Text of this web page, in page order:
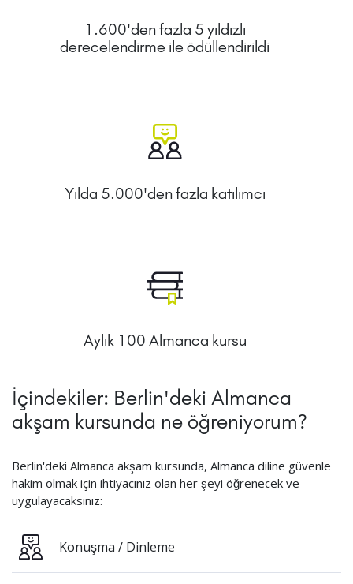
1.600'den fazla 5 yıldızlı
derecelendirme ile ödüllendirildi
Yılda 5.000'den fazla katılımcı
Aylık 100 Almanca kursu
İçindekiler: Berlin'deki Almanca
akşam kursunda ne öğreniyorum?
Berlin'deki Almanca akşam kursunda, Almanca diline güvenle
hakim olmak için ihtiyacınız olan her şeyi öğrenecek ve
uygulayacaksınız:
Konuşma / Dinleme